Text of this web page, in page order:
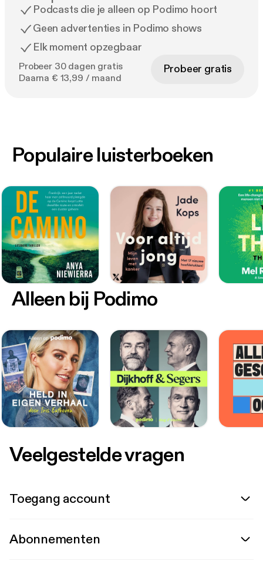
Podcasts die je alleen op Podimo hoort
Geen advertenties in Podimo shows
Elk moment opzegbaar
Probeer 30 dagen gratis
Daarna € 13,99 / maand
Probeer gratis
Alleen bij Podimo
Populaire luisterboeken
Veelgestelde vragen
Toegang account
Abonnementen